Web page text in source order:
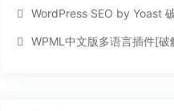
WordPress SEO by Yoast
WPML中文版多语言插件[